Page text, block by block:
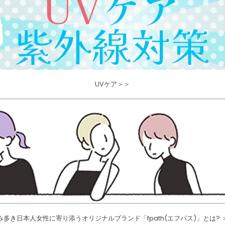
UVケア＞＞
多き日本人女性に寄り添うオリジナルブランド「fpath(エフパス)」とは?